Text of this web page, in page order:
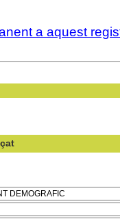
a aquest